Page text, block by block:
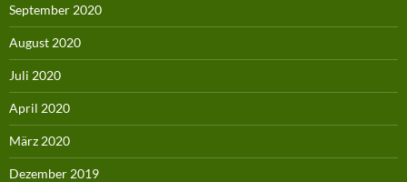
September 2020
August 2020
Juli 2020
April 2020
März 2020
Dezember 2019